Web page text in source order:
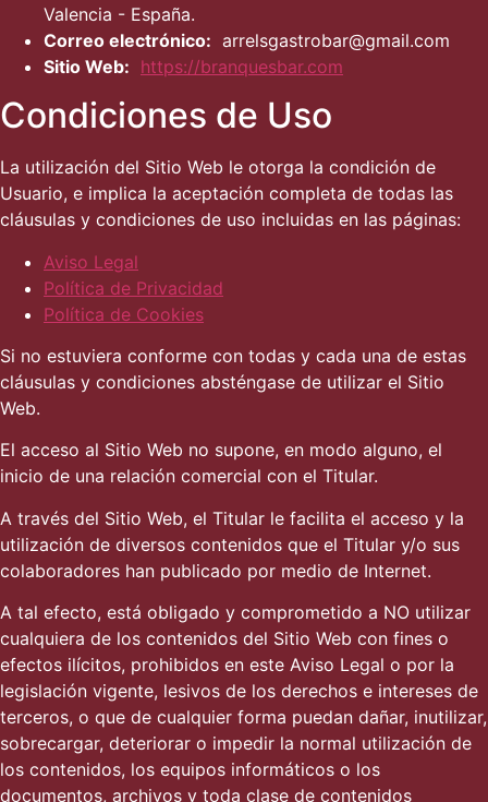
Valencia - España.
Correo electrónico: arrelsgastrobar@gmail.com
Sitio Web: https://branquesbar.com
Condiciones de Uso
La utilización del Sitio Web le otorga la condición de
Usuario, e implica la aceptación completa de todas las
cláusulas y condiciones de uso incluidas en las páginas:
Aviso Legal
Política de Privacidad
Política de Cookies
Si no estuviera conforme con todas y cada una de estas
cláusulas y condiciones absténgase de utilizar el Sitio
Web.
El acceso al Sitio Web no supone, en modo alguno, el
inicio de una relación comercial con el Titular.
A través del Sitio Web, el Titular le facilita el acceso y la
utilización de diversos contenidos que el Titular y/o sus
colaboradores han publicado por medio de Internet.
A tal efecto, está obligado y comprometido a NO utilizar
cualquiera de los contenidos del Sitio Web con fines o
efectos ilícitos, prohibidos en este Aviso Legal o por la
legislación vigente, lesivos de los derechos e intereses de
terceros, o que de cualquier forma puedan dañar, inutilizar,
sobrecargar, deteriorar o impedir la normal utilización de
los contenidos, los equipos informáticos o los
documentos, archivos y toda clase de contenidos